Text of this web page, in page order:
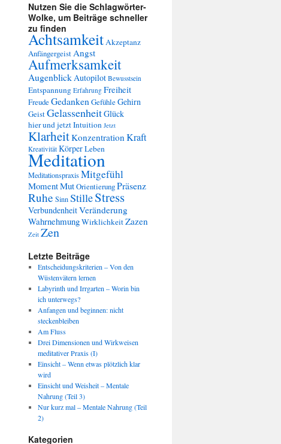
Nutzen Sie die Schlagwörter-
Wolke, um Beiträge schneller
zu finden
AchtsamkeitAkzeptanz
AnfängergeistAngst
Aufmerksamkeit
AugenblickAutopilot Bewusstsein
Entspannung Erfahrung Freiheit
FreudeGedanken GefühleGehirn
GeistGelassenheitGlück
hier und jetztIntuition Jetzt
KlarheitKonzentrationKraft
Kreativität KörperLeben
Meditation
MeditationspraxisMitgefühl
MomentMutOrientierungPräsenz
Ruhe SinnStilleStress
VerbundenheitVeränderung
WahrnehmungWirklichkeitZazen
Zeit Zen
Letzte Beiträge
Entscheidungskriterien – Von den
Wüstenvätern lernen
Labyrinth und Irrgarten – Worin bin
ich unterwegs?
Anfangen und beginnen: nicht
steckenbleiben
Am Fluss
Drei Dimensionen und Wirkweisen
meditativer Praxis (I)
Einsicht – Wenn etwas plötzlich klar
wird
Einsicht und Weisheit – Mentale
Nahrung (Teil 3)
Nur kurz mal – Mentale Nahrung (Teil
2)
Kategorien